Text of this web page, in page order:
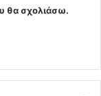
θα σχολιάσω.